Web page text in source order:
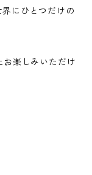
にひとつだけの
楽しみいただけ